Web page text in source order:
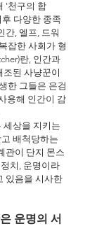
'천구의 합
다양한 종족
간, 엘프, 드워
잡한 사회가 형
란, 인간과
조된 사냥꾼이
한 그들은 은검
용해 인간이 감
세상을 지키는
배척당하는
관이 단지 몬스
치, 운명이라
있음을 시사한
운명의 서